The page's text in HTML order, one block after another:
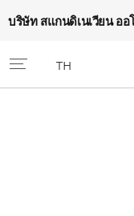
บริษัท สแกนดิเนเวียน อ
TH